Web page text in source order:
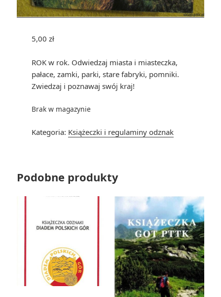
5,00 zł
ROK w rok. Odwiedzaj miasta i miasteczka,
pałace, zamki, parki, stare fabryki, pomniki.
Zwiedzaj i poznawaj swój kraj!
Brak w magazynie
Kategoria: Książeczki i regulaminy odznak
Podobne produkty